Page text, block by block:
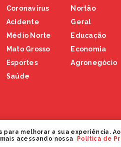
Coronavírus
Acidente
Médio Norte
Mato Grosso
Esportes
Saúde
Nortão
Geral
Educação
Economia
Agronegócio
melhorar a sua experiência.
acessando nossa
Política de